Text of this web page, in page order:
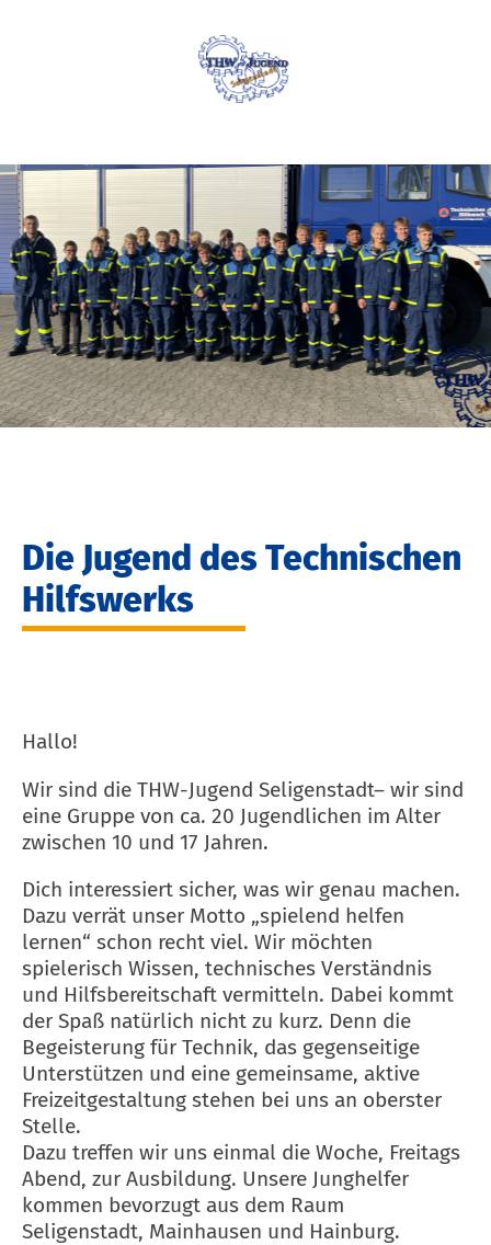
Die Jugend des Technischen
Hilfswerks
Hallo!
Wir sind die THW-Jugend Seligenstadt– wir sind
eine Gruppe von ca. 20 Jugendlichen im Alter
zwischen 10 und 17 Jahren.
Dich interessiert sicher, was wir genau machen.
Dazu verrät unser Motto „spielend helfen
lernen“ schon recht viel. Wir möchten
spielerisch Wissen, technisches Verständnis
und Hilfsbereitschaft vermitteln. Dabei kommt
der Spaß natürlich nicht zu kurz. Denn die
Begeisterung für Technik, das gegenseitige
Unterstützen und eine gemeinsame, aktive
Freizeitgestaltung stehen bei uns an oberster
Stelle.
Dazu treffen wir uns einmal die Woche, Freitags
Abend, zur Ausbildung. Unsere Junghelfer
kommen bevorzugt aus dem Raum
Seligenstadt, Mainhausen und Hainburg.